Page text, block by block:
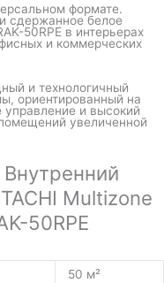
формате.
и сдержанное белое
50RPE в интерьерах
и коммерческих
и технологичный
ориентированный на
управление и высокий
увеличенной
Multizone
50RPE
50 м²